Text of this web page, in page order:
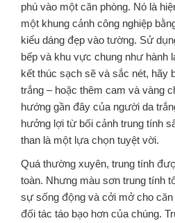
phú vào một căn phòng. Nó là
một khung cảnh công nghiệp
kiểu dáng đẹp vào tường. Sử
bếp và khu vực chung như hành
kết thúc sạch sẽ và sắc nét, hãy
trắng – hoặc thêm cam và vàng
hướng gần đây của người da
hưởng lợi từ bối cảnh trung tính
than là một lựa chọn tuyệt vời.
Quá thường xuyên, trung tính
toàn. Nhưng màu sơn trung tính
sự sống động và cởi mở cho
đối tác táo bạo hơn của chúng.